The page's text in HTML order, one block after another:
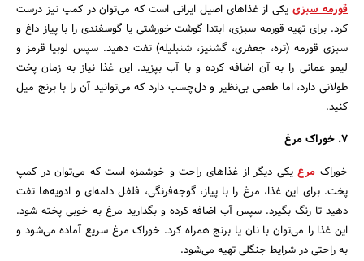
قورمه سبزییکی از غذاهای اصیل ایرانی است که می‌توان در کمپ نیز درست
کرد. برای تهیه قورمه سبزی، ابتدا گوشت خورشتی یا گوسفندی را با پیاز داغ و
سبزی قورمه (تره، جعفری، گشنیز، شنبلیله) تفت دهید. سپس لوبیا قرمز و
لیمو عمانی را به آن اضافه کرده و با آب بپزید. این غذا نیاز به زمان پخت
طولانی دارد، اما طعمی بی‌نظیر و دل‌چسب دارد که می‌توانید آن را با برنج میل
کنید.
7. خوراک مرغ
خوراکمرغیکی دیگر از غذاهای راحت و خوشمزه است که می‌توان در کمپ
پخت. برای این غذا، مرغ را با پیاز، گوجه‌فرنگی، فلفل دلمه‌ای و ادویه‌ها تفت
دهید تا رنگ بگیرد. سپس آب اضافه کرده و بگذارید مرغ به خوبی پخته شود.
این غذا را می‌توان با نان یا برنج همراه کرد. خوراک مرغ سریع آماده می‌شود و
به راحتی در شرایط جنگلی تهیه می‌شود.